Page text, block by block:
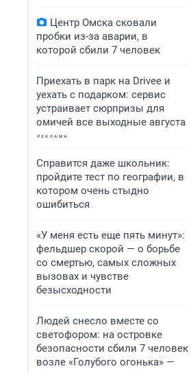
Центр Омска сковали
пробки из-за аварии, в
которой сбили 7 человек
Приехать в парк на Drivee и
уехать с подарком: сервис
устраивает сюрпризы для
омичей все выходные августа
Справится даже школьник:
пройдите тест по географии, в
котором очень стыдно
ошибиться
«У меня есть еще пять минут»:
фельдшер скорой — о борьбе
со смертью, самых сложных
вызовах и чувстве
безысходности
Людей снесло вместе со
светофором: на островке
безопасности сбили 7 человек
возле «Голубого огонька» —